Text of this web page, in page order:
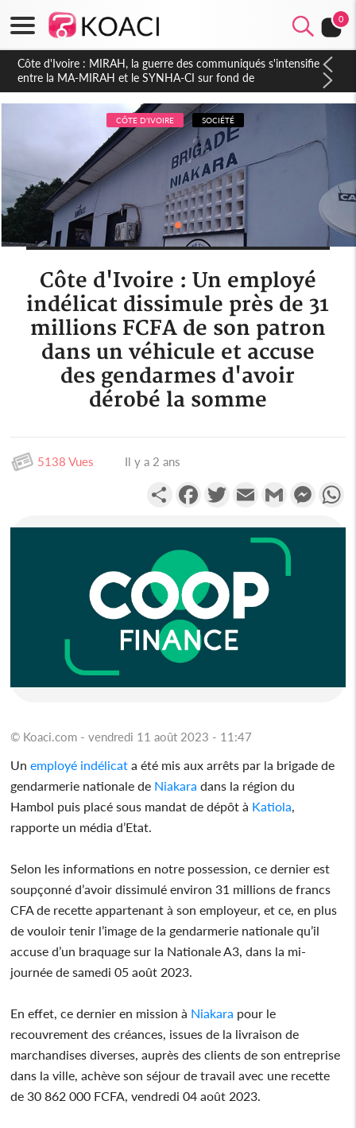
0
Côte d'Ivoire : Indépendance 2026, Thiam plaide pour un
environnement démocratique plus apaisé
CÔTE D'IVOIRE SOCIÉTÉ
Côte d'Ivoire : Un employé
indélicat dissimule près de 31
millions FCFA de son patron
dans un véhicule et accuse
des gendarmes d'avoir
dérobé la somme
5138 Vues Il y a 2 ans
PartagerFacebookTwitterEmail Gmail
© Koaci.com - vendredi 11 août 2023 - 11:47
Unemployé indélicat a été mis aux arrêts par la brigade de
gendarmerie nationale de Niakara dans la région du
Hambol puis placé sous mandat de dépôt à Katiola
rapporte un média d’Etat.
Selon les informations en notre possession, ce dernier est
soupçonné d’avoir dissimulé environ 31 millions de francs
CFA de recette appartenant à son employeur, et ce, en plus
de vouloir tenir l’image de la gendarmerie nationale qu’il
accuse d’un braquage sur la Nationale A3, dans la mi-
journée de samedi 05 août 2023.
En effet, ce dernier en mission à Niakara pour le
recouvrement des créances, issues de la livraison de
marchandises diverses, auprès des clients de son entreprise
dans la ville, achève son séjour de travail avec une recette
de 30 862 000 FCFA, vendredi 04 août 2023.